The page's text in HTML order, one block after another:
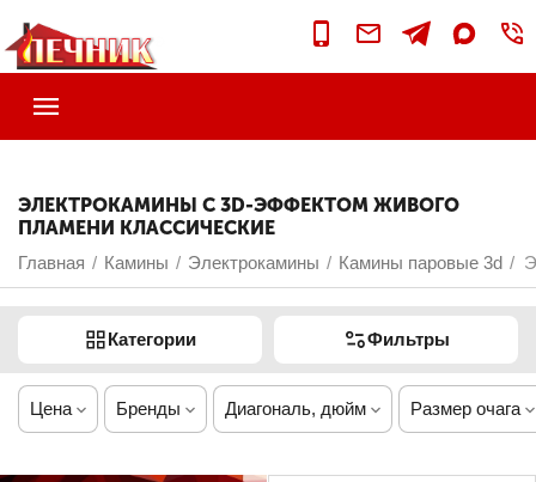
ЭЛЕКТРОКАМИНЫ С 3D-ЭФФЕКТОМ ЖИВОГО
ПЛАМЕНИ КЛАССИЧЕСКИЕ
Главная / Камины / Электрокамины / Камины паровые 3d /
Категории Фильтры
Цена Бренды Диагональ, дюйм Размер очага